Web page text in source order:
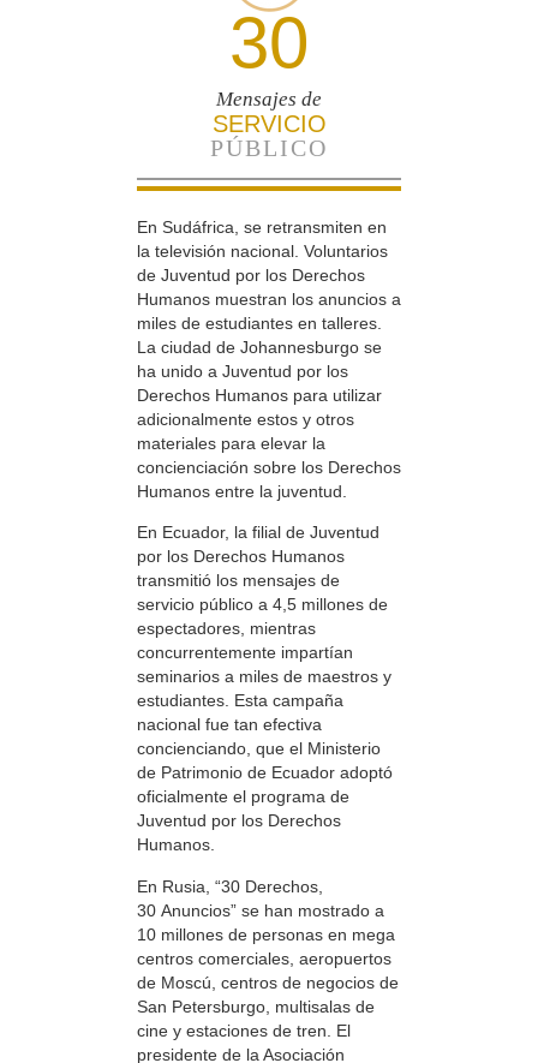
30
Mensajes de
SERVICIO
PÚBLICO
En Sudáfrica, se retransmiten en
la televisión nacional. Voluntarios
de Juventud por los Derechos
Humanos muestran los anuncios a
miles de estudiantes en talleres.
La ciudad de Johannesburgo se
ha unido a Juventud por los
Derechos Humanos para utilizar
adicionalmente estos y otros
materiales para elevar la
concienciación sobre los Derechos
Humanos entre la juventud.
En Ecuador, la filial de Juventud
por los Derechos Humanos
transmitió los mensajes de
servicio público a 4,5 millones de
espectadores, mientras
concurrentemente impartían
seminarios a miles de maestros y
estudiantes. Esta campaña
nacional fue tan efectiva
concienciando, que el Ministerio
de Patrimonio de Ecuador adoptó
oficialmente el programa de
Juventud por los Derechos
Humanos.
En Rusia, “30 Derechos,
30 Anuncios” se han mostrado a
10 millones de personas en mega
centros comerciales, aeropuertos
de Moscú, centros de negocios de
San Petersburgo, multisalas de
cine y estaciones de tren. El
presidente de la Asociación